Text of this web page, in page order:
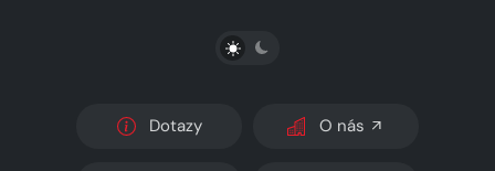
PŘEPNOUT SVĚTLÝ/TMAVÝ REŽIM
Dotazy O nás